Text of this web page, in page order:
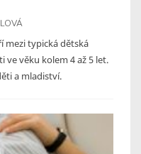
mezi typická dětská
ve věku kolem 4 až 5 let.
a mladiství.